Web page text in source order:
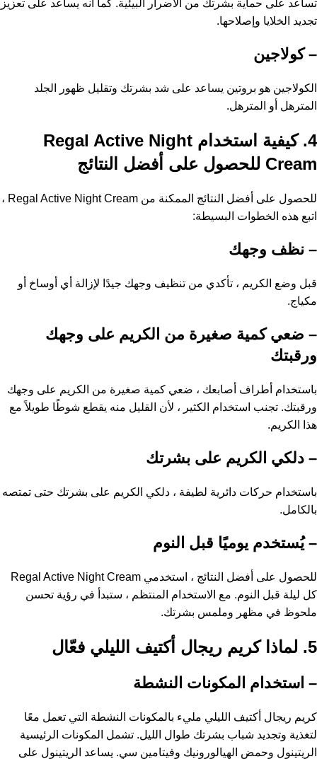
تساعد على حماية بشرتك من الأضرار البيئية. كما أنه يساعد على تعزيز
تجديد الخلايا وإصلاحها.
– كولاجين
الكولاجين هو بروتين يساعد على شد بشرتك وتقليل ظهور الجلد
المترهل أو المترهل.
4. كيفية استخدام Regal Active Night
Cream للحصول على أفضل النتائج
للحصول على أفضل النتائج الممكنة من Regal Active Night Cream ،
اتبع هذه الخطوات البسيطة:
– نظف وجهك
قبل وضع الكريم ، تأكدي من تنظيف وجهك جيدًا لإزالة أي أوساخ أو
مكياج.
– ضعي كمية صغيرة من الكريم على وجهك
ورقبتك
باستخدام أطراف أصابعك ، ضعي كمية صغيرة من الكريم على وجهك
ورقبتك. تجنب استخدام الكثير ، لأن القليل منه يقطع شوطًا طويلاً مع
هذا الكريم.
– دلكي الكريم على بشرتك
باستخدام حركات دائرية لطيفة ، دلكي الكريم على بشرتك حتى تمتصه
بالكامل.
– يُستخدم يوميًا قبل النوم
للحصول على أفضل النتائج ، استخدمي Regal Active Night Cream
كل ليلة قبل النوم. مع الاستخدام المنتظم ، ستبدأ في رؤية تحسن
ملحوظ في مظهر وملمس بشرتك.
5. لماذا كريم ريجال أكتيف الليلي فعّال
– استخدام المكونات النشطة
كريم ريجال أكتيف الليلي مليء بالمكونات النشطة التي تعمل معًا
لتغذية وتجديد شباب بشرتك طوال الليل. تشمل المكونات الرئيسية
الريتينول وحمض الهيالورونيك وفيتامين سي. يساعد الريتينول على